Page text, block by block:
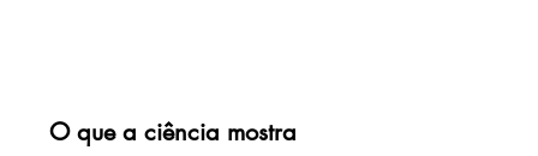
O que a ciência mostra